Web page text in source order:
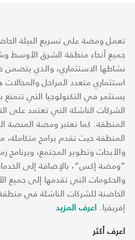
تعمل ومضة على تسريع البيئة
جميع أنحاء منطقة الشرق الأوسط
نشاطها الاستثماري، والذي
استثماري متعدد المراحل
يستثمر في التكنولوجيا التي تتمتع
الشركات الناشئة التي تعتمد على
المنطقة. كما تعتبر ومضة المنصة
المنطقة حيث تقدم برامج متكاملة، من
والأبحاث وتطوير المجتمع،
“ومضة إكس“، بالإضافة إلى
والحكومات التي تقدمها إلى جميع
الحاضنة للشركات الناشئة في
إفريقيا. اعرف المزيد
اعرف أكثر